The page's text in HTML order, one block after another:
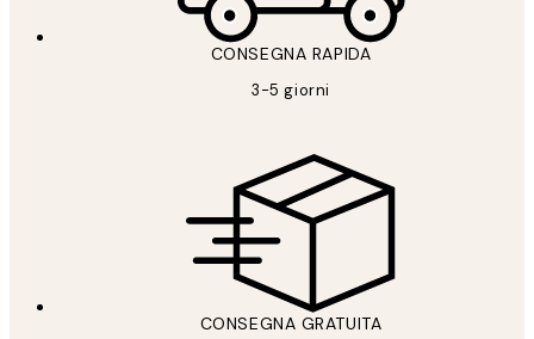
CONSEGNA RAPIDA
3-5 giorni
CONSEGNA GRATUITA